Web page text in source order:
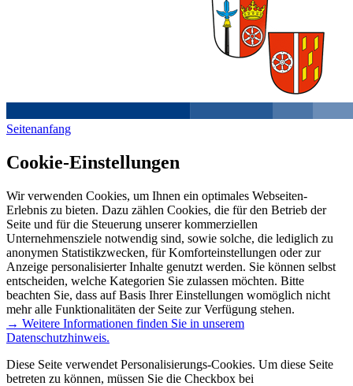
Seitenanfang
Cookie-Einstellungen
Wir verwenden Cookies, um Ihnen ein optimales Webseiten-
Erlebnis zu bieten. Dazu zählen Cookies, die für den Betrieb der
Seite und für die Steuerung unserer kommerziellen
Unternehmensziele notwendig sind, sowie solche, die lediglich zu
anonymen Statistikzwecken, für Komforteinstellungen oder zur
Anzeige personalisierter Inhalte genutzt werden. Sie können selbst
entscheiden, welche Kategorien Sie zulassen möchten. Bitte
beachten Sie, dass auf Basis Ihrer Einstellungen womöglich nicht
mehr alle Funktionalitäten der Seite zur Verfügung stehen.
→ Weitere Informationen finden Sie in unserem
Datenschutzhinweis.
Diese Seite verwendet Personalisierungs-Cookies. Um diese Seite
betreten zu können, müssen Sie die Checkbox bei